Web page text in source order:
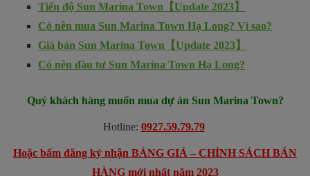
Tiến độ Sun Marina Town【Update 2023】
Có nên mua Sun Marina Town Hạ Long? Vì sao?
Giá bán Sun Marina Town【Update 2023】
Có nên đầu tư Sun Marina Town Hạ Long?
Quý khách hàng muốn mua dự án Sun Marina Town?
Hotline: 0927.59.79.79
Hoặc bấm đăng ký nhận BẢNG GIÁ – CHÍNH SÁCH BÁN
HÀNG mới nhất năm 2023